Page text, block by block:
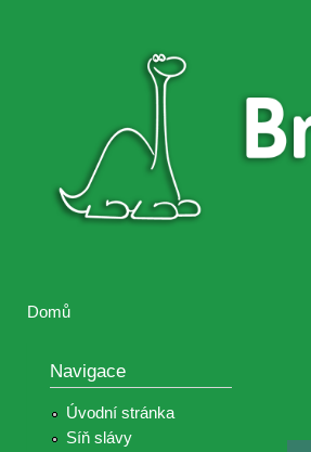
Brontosaurus
Brontosaurus
Domů
Navigace
Úvodní stránka
Síň slávy